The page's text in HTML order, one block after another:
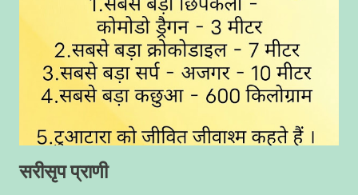
रहता ! और देखता क्यूँ नहीं, सामने एक ऐसी विषय वस्तु ही...
सरीसृप प्राणी